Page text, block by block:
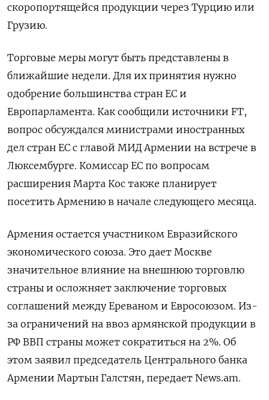
скоропортящейся продукции через Турцию или
Грузию.
Торговые меры могут быть представлены в
ближайшие недели. Для их принятия нужно
одобрение большинства стран ЕС и
Европарламента. Как сообщили источники FT,
вопрос обсуждался министрами иностранных
дел стран ЕС с главой МИД Армении на встрече в
Люксембурге. Комиссар ЕС по вопросам
расширения Марта Кос также планирует
посетить Армению в начале следующего месяца.
Армения остается участником Евразийского
экономического союза. Это дает Москве
значительное влияние на внешнюю торговлю
страны и осложняет заключение торговых
соглашений между Ереваном и Евросоюзом. Из-
за ограничений на ввоз армянской продукции в
РФ ВВП страны может сократиться на 2%. Об
этом заявил председатель Центрального банка
Армении Мартын Галстян, передает News.am.